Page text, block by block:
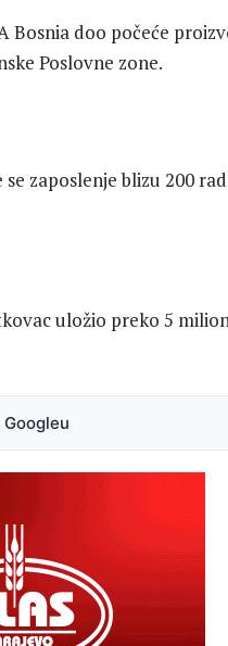
Bosnia doo počeće
Poslovne zone.
zaposlenje blizu 200
uložio preko 5